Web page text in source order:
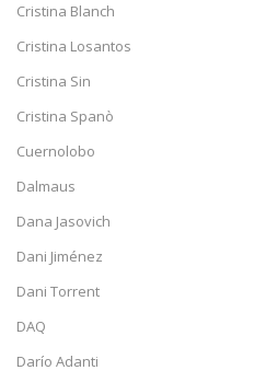
Cristina Blanch
Cristina Losantos
Cristina Sin
Cristina Spanò
Cuernolobo
Dalmaus
Dana Jasovich
Dani Jiménez
Dani Torrent
DAQ
Darío Adanti